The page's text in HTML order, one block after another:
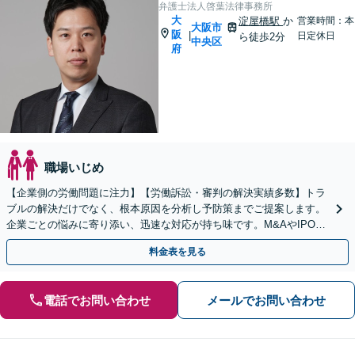
弁護士法人啓葉法律事務所
大
阪
府
|
大阪市
中央区
淀屋橋駅か
ら徒歩2分
営業時間：本
日定休日
職場いじめ
【企業側の労働問題に注力】【労働訴訟・審判の解決実績多数】トラ
ブルの解決だけでなく、根本原因を分析し予防策までご提案します。
企業ごとの悩みに寄り添い、迅速な対応が持ち味です。M&AやIPOの
労務デューデリジェンスにも対応可能です。
料金表を見る
電話でお問い合わせ メールでお問い合わせ